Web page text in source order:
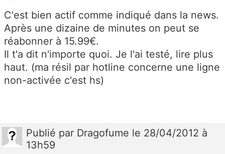
C'est bien actif comme indiqué dans la news.
Après une dizaine de minutes on peut se
réabonner à 15.99€.
Il t'a dit n'importe quoi. Je l'ai testé, lire plus
haut. (ma résil par hotline concerne une ligne
non-activée c'est hs)
Publié par Dragofume le 28/04/2012 à
13h59